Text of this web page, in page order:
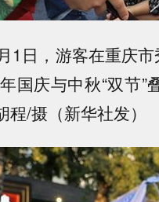
，游客在重庆市
国庆与中秋“双节
程/摄（新华社发）